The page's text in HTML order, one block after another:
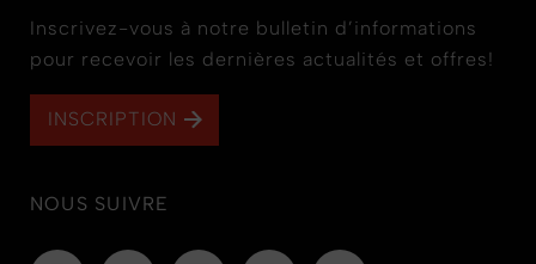
Inscrivez-vous à notre bulletin d’informations
pour recevoir les dernières actualités et offres!
INSCRIPTION
NOUS SUIVRE